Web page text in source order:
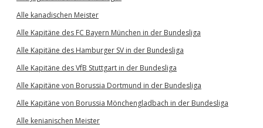
Alle kanadischen Meister
Alle Kapitäne des FC Bayern München in der Bundesliga
Alle Kapitäne des Hamburger SV in der Bundesliga
Alle Kapitäne des VfB Stuttgart in der Bundesliga
Alle Kapitäne von Borussia Dortmund in der Bundesliga
Alle Kapitäne von Borussia Mönchengladbach in der Bundesliga
Alle kenianischen Meister